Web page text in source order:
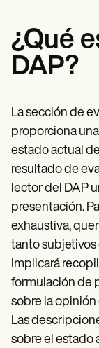
¿Qué
DAP?
La sección de
proporciona
estado actual
resultado de
lector del DAP
presentación.
exhaustiva,
tanto subjetivos
Implicará
formulación de
sobre la opinión
Las
sobre el estado